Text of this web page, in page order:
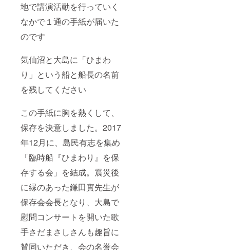
地で講演活動を行っていく
なかで１通の手紙が届いた
のです
気仙沼と大島に「ひまわ
り」という船と船長の名前
を残してください
この手紙に胸を熱くして、
保存を決意しました。2017
年12月に、島民有志を集め
「臨時船『ひまわり』を保
存する会」を結成。震災後
に縁のあった鎌田實先生が
保存会会長となり、大島で
慰問コンサートを開いた歌
手さだまさしさんも趣旨に
賛同いただき、会の名誉会